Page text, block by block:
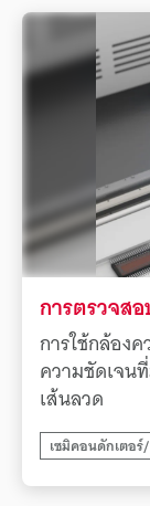
โดยตรง
เรื่องท้าทา
อย่างมีเสถีย
สมบูรณ์ซึ่งเ
เบี้ยวของพื้
ประสิทธิภา
ควบคุมคุณภ
โค้ดด้วยระบบ
ปัญหานี้ได้ ซี
ช่วยขจัดการ
อย่างมีประสิ
เป็นกรรมสิทธิ์
รมาร์กได้ทัน
ความเร็วสูง
ท้าทาย เทคโ
เคลื่อนที่บนส
เชื่อมโยงผลิ
การรั่วไหลข
การตรวจส
การใช้กล้อง
ความชัดเจน
เส้นลวด
เซมิคอนดักเตอร์